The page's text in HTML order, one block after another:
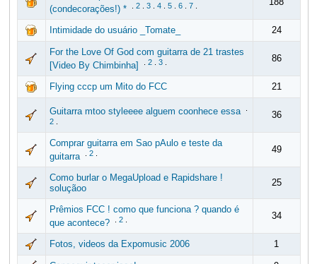
(condecorações!) *
2. 3. 4. 5. 6. 7.
Intimidade do usuário _Tomate_ 24
For the Love Of God com guitarra de 21 trastes
[Video By Chimbinha]
2. 3. 86
Flying cccp um Mito do FCC 21
Guitarra mtoo styleeee alguem coonhece essa
2.
36
Comprar guitarra em Sao pAulo e teste da
guitarra
2. 49
Como burlar o MegaUpload e Rapidshare !
soluçãoo
25
Prêmios FCC ! como que funciona ? quando é
que acontece?
2. 34
Fotos, videos da Expomusic 2006 1